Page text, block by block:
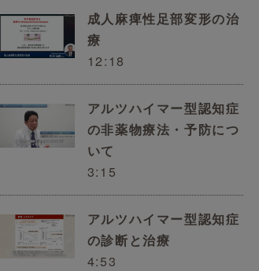
成人麻痺性足部変形の治
療
12:18
アルツハイマー型認知症
の非薬物療法・予防につ
いて
3:15
アルツハイマー型認知症
の診断と治療
4:53